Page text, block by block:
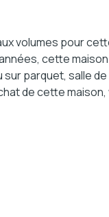
beaux volumes
cette
parquet, salle
de cette